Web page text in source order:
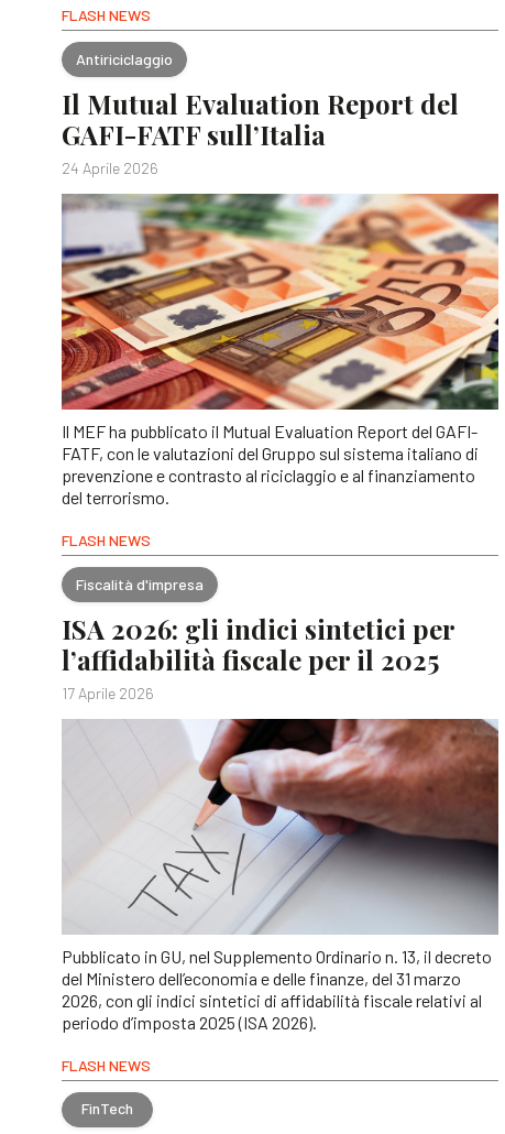
FLASH NEWS
Antiriciclaggio
Il Mutual Evaluation Report del
GAFI-FATF sull’Italia
24 Aprile 2026
Il MEF ha pubblicato il Mutual Evaluation Report del GAFI-
FATF, con le valutazioni del Gruppo sul sistema italiano di
prevenzione e contrasto al riciclaggio e al finanziamento
del terrorismo.
FLASH NEWS
Fiscalità d'impresa
ISA 2026: gli indici sintetici per
l’affidabilità fiscale per il 2025
17 Aprile 2026
Pubblicato in GU, nel Supplemento Ordinario n. 13, il decreto
del Ministero dell’economia e delle finanze, del 31 marzo
2026, con gli indici sintetici di affidabilità fiscale relativi al
periodo d’imposta 2025 (ISA 2026).
FLASH NEWS
FinTech